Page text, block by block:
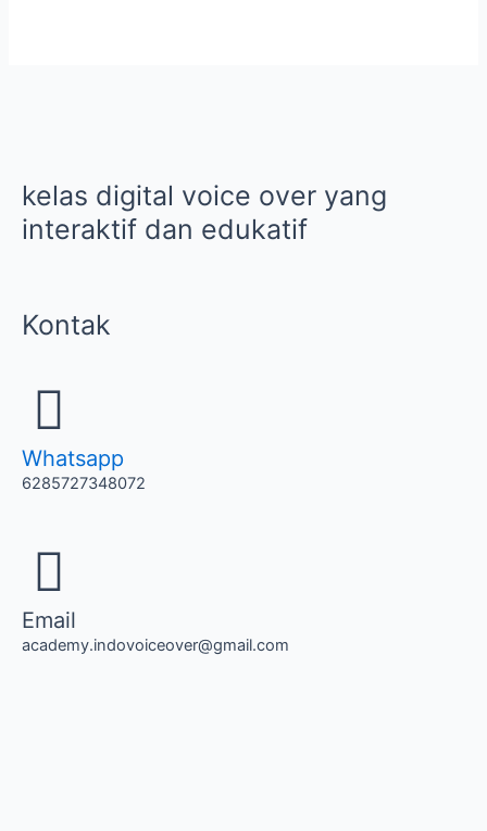
kelas digital voice over yang
interaktif dan edukatif
Kontak
Whatsapp
6285727348072
Email
academy.indovoiceover@gmail.com